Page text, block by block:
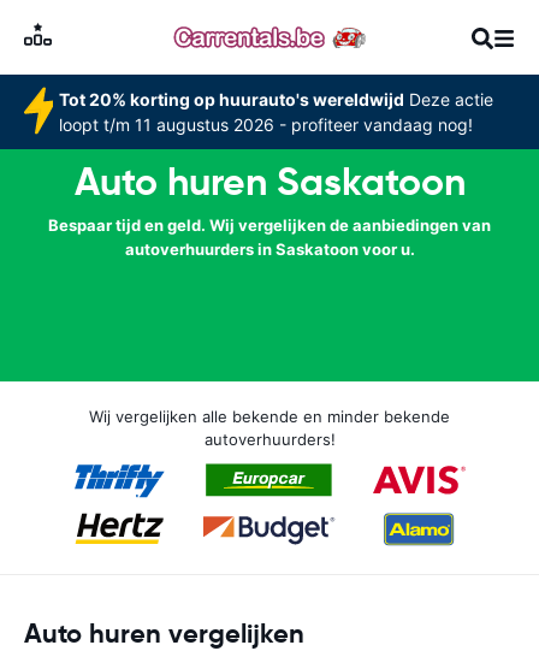
Tot 20% korting op huurauto's wereldwijd Deze actie
loopt t/m 11 augustus 2026 - profiteer vandaag nog!
Auto huren Saskatoon
Bespaar tijd en geld. Wij vergelijken de aanbiedingen van
autoverhuurders in Saskatoon voor u.
Wij vergelijken alle bekende en minder bekende
autoverhuurders!
Auto huren vergelijken